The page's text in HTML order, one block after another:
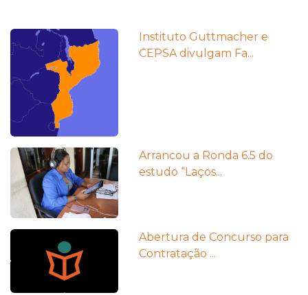
Instituto Guttmacher e
CEPSA divulgam Fa...
Arrancou a Ronda 6.5 do
estudo “Laços...
Abertura de Concurso para
Contratação ...